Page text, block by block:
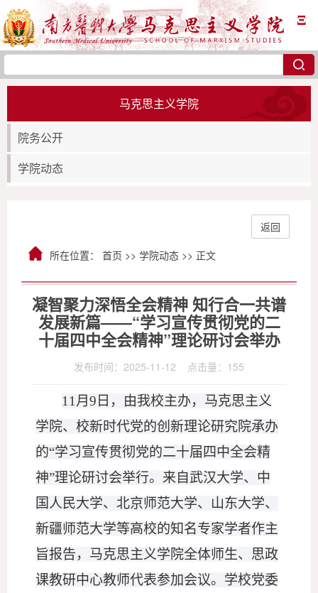
Ξ
马克思主义学院
院务公开
学院动态
所在位置： 首页 >> 学院动态 >> 正文
返回
凝智聚力深悟全会精神 知行合一共谱
发展新篇——“学习宣传贯彻党的二
十届四中全会精神”理论研讨会举办
发布时间：2025-11-12 点击量： 155
11月9日，由我校主办，马克思主义
学院、校新时代党的创新理论研究院承办
的“学习宣传贯彻党的二十届四中全会精
神”理论研讨会举行。来自武汉大学、中
国人民大学、北京师范大学、山东大学、
新疆师范大学等高校的知名专家学者作主
旨报告，马克思主义学院全体师生、思政
课教研中心教师代表参加会议。学校党委